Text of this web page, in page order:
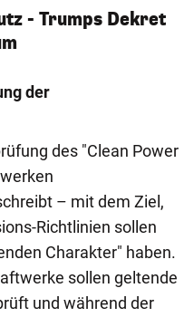
- Trumps Dekret
der
des "Clean Power
– mit dem Ziel,
Richtlinien sollen
Charakter" haben.
sollen geltende
und während der